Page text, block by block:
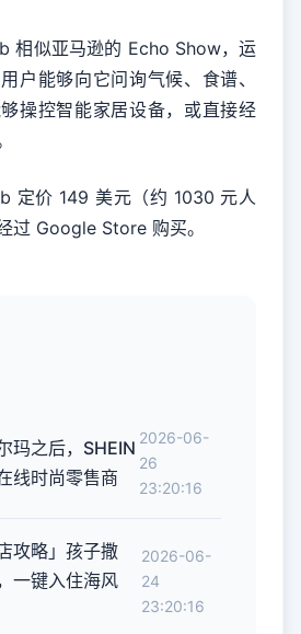
相似亚马逊的 Echo Show，运
户能够向它问询气候、食谱、
操控智能家居设备，或直接经
定价 149 美元（约 1030 元人
过 Google Store 购买。
玛之后，SHEIN
线时尚零售商
2026-06-
26
23:20:16
攻略」孩子撒
一键入住海风
2026-06-
24
23:20:16